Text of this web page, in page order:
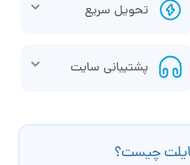
تحویل سریع
پشتیبانی سایت
چیست؟